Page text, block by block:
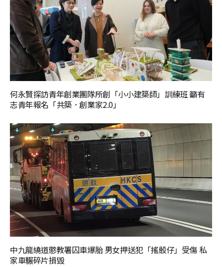
何永賢探訪青年創業團隊所創「小小建築師」訓練班 籲有
志青年報名「共築．創業家2.0」
中九龍繞道懲教署囚車爆胎 男女押送犯「搖骰仔」受傷 私
家車輾碎片損毀